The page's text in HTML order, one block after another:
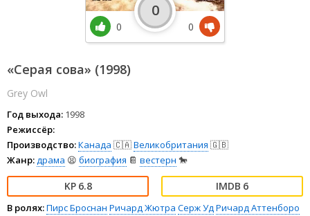
«Серая сова» (1998)
Grey Owl
Год выхода: 1998
Режиссёр:
Производство:Канада 🇨🇦Великобритания 🇬🇧
Жанр:драма 😫 биография 📔 вестерн 🐎
6.8 6
В ролях:Пирс Броснан Ричард Жютра Серж УдРичард Аттенборо
0
0
0